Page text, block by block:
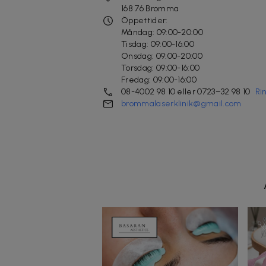
168 76 Bromma
Öppettider:
Måndag: 09:00-20:00
Tisdag: 09:00-16:00
Onsdag: 09:00-20:00
Torsdag: 09:00-16:00
Fredag: 09:00-16:00
08-4002 98 10 eller 0723–32 98 10
brommalaserklinik@gmail.com